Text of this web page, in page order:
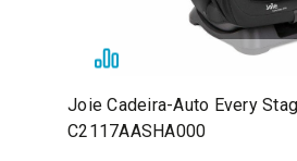
Joie Cadeira-Auto Every
C2117AASHA000